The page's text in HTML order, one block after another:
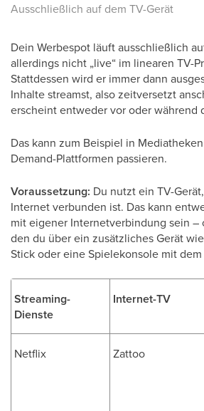
Ausschließlich auf dem TV-Gerät
Dein Werbespot läuft ausschließlich
allerdings nicht „live“ im linearen TV-
Stattdessen wird er immer dann
Inhalte streamst, also zeitversetzt
erscheint entweder vor oder während
Das kann zum Beispiel in
Demand-Plattformen passieren.
Voraussetzung: Du nutzt ein TV-
Internet verbunden ist. Das kann
mit eigener Internetverbindung sein –
den du über ein zusätzliches Gerät
Stick oder eine Spielekonsole mit
Streaming-
Dienste
Internet-TV
Netflix Zattoo